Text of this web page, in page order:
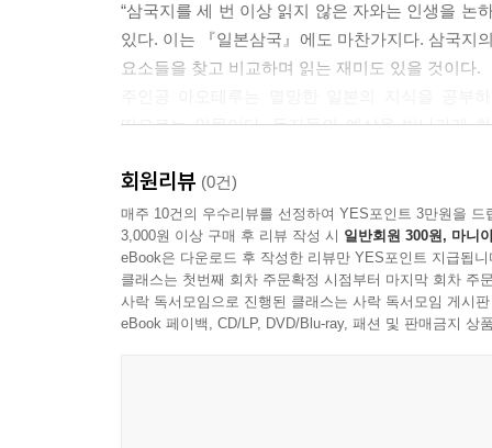
“삼국지를 세 번 이상 읽지 않은 자와는 인생을 논
있다. 이는 『일본삼국』에도 마찬가지다. 삼국지
요소들을 찾고 비교하며 읽는 재미도 있을 것이다.
떠오르는 인물이다. 독자들의 예상을 빗나가게
뛰어난 연출로 긴장감 넘치게 묘사해 낸다.
그와 함께하는 동료 요시쓰네의 주무기는 뛰어
언제나 자신의 검(무력)이다. 유비의 곁에 거대
문제를 해결하는 방식이 정반대인 요시쓰네를 통
또, 아오테루가 사는 야마토국의 최고 관리 다이
인물임을 알 수 있다. ‘돼지’라는 말에 분개하며
회원리뷰 (0건)
매주 10건의 우수리뷰를 선정하여 YES포인트 3만원을 드
3,000원 이상 구매 후 리뷰 작성 시 일반회원 300원, 마니
eBook은 다운로드 후 작성한 리뷰만 YES포인트 지급됩니
클래스는 첫번째 회차 주문확정 시점부터 마지막 회차 주
사락 독서모임으로 진행된 클래스는 사락 독서모임 게시
eBook 페이백, CD/LP, DVD/Blu-ray, 패션 및 판매금지 상